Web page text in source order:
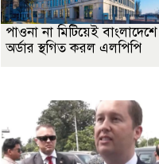
পাওনা না মিটিয়েই বাংলাদেশে
অর্ডার স্থগিত করল এলপিপি